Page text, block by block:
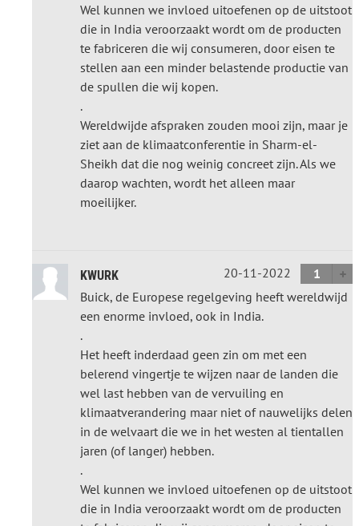
Wel kunnen we invloed uitoefenen op de uitstoot
die in India veroorzaakt wordt om de producten
te fabriceren die wij consumeren, door eisen te
stellen aan een minder belastende productie van
de spullen die wij kopen.
.
Wereldwijde afspraken zouden mooi zijn, maar je
ziet aan de klimaatconferentie in Sharm-el-
Sheikh dat die nog weinig concreet zijn. Als we
daarop wachten, wordt het alleen maar
moeilijker.
KWURK 20-11-2022
1
Buick, de Europese regelgeving heeft wereldwijd
een enorme invloed, ook in India.
.
Het heeft inderdaad geen zin om met een
belerend vingertje te wijzen naar de landen die
wel last hebben van de vervuiling en
klimaatverandering maar niet of nauwelijks delen
in de welvaart die we in het westen al tientallen
jaren (of langer) hebben.
.
Wel kunnen we invloed uitoefenen op de uitstoot
die in India veroorzaakt wordt om de producten